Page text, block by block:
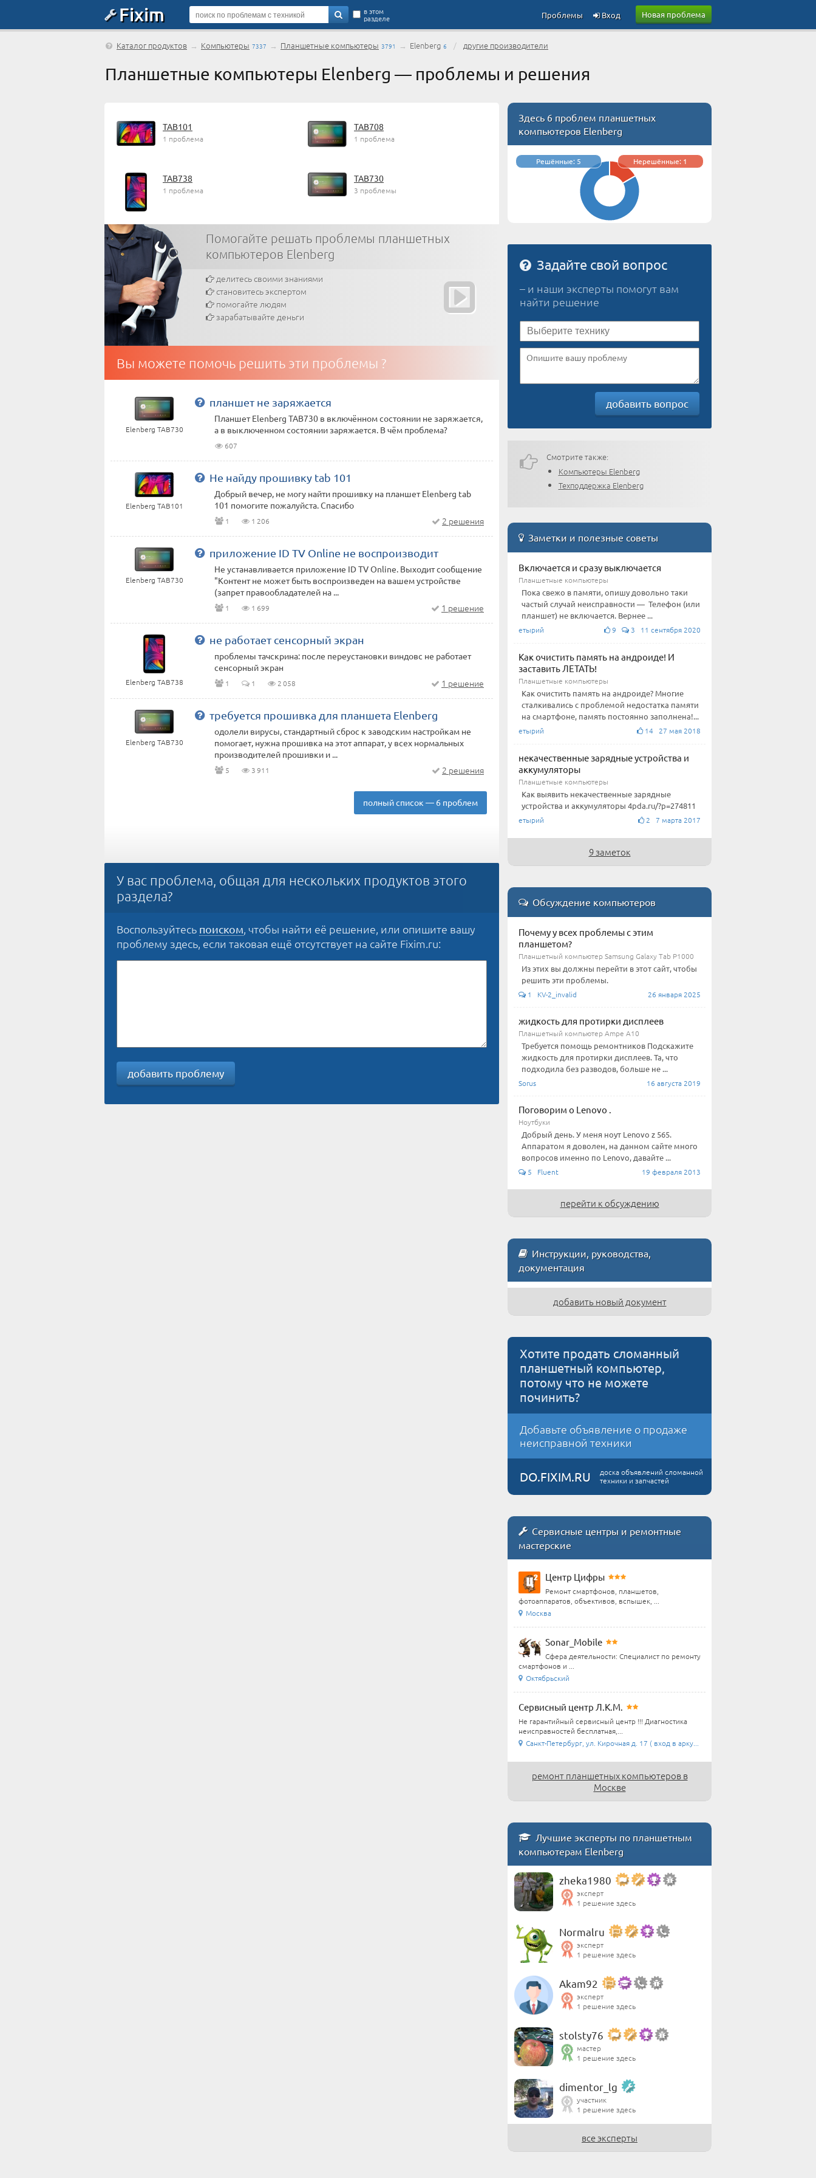
Fixim Новая проблема
в этом
разделе Вход
Проблемы
Каталог продуктов → Компьютеры 7337 → Планшетные компьютеры 3791 → Elenberg 6 / другие производители
Планшетные компьютеры Elenberg — проблемы и решения
TAB101
1 проблема
TAB708
1 проблема
TAB738
1 проблема
TAB730
3 проблемы
Помогайте решать проблемы планшетных
компьютеров Elenberg
делитесь своими знаниями
становитесь экспертом
помогайте людям
зарабатывайте деньги
Вы можете помочь решить эти проблемы ?
Elenberg TAB730
планшет не заряжается
Планшет Elenberg TAB730 в включённом состоянии не заряжается,
а в выключенном состоянии заряжается. В чём проблема?
607
Elenberg TAB101
Не найду прошивку tab 101
Добрый вечер, не могу найти прошивку на планшет Elenberg tab
101 помогите пожалуйста. Спасибо
1 1 206 2 решения
Elenberg TAB730
приложение ID TV Online не воспроизводит
Не устанавливается приложение ID TV Online. Выходит сообщение
"Контент не может быть воспроизведен на вашем устройстве
(запрет правообладателей на ...
1 1 699 1 решение
Elenberg TAB738
не работает сенсорный экран
проблемы тачскрина: после переустановки виндовс не работает
сенсорный экран
1 1 2 058 1 решение
Elenberg TAB730
требуется прошивка для планшета Elenberg
одолели вирусы, стандартный сброс к заводским настройкам не
помогает, нужна прошивка на этот аппарат, у всех нормальных
производителей прошивки и ...
5 3 911 2 решения
полный список — 6 проблем
У вас проблема, общая для нескольких продуктов этого
раздела?
Воспользуйтесь поиском, чтобы найти её решение, или опишите вашу
проблему здесь, если таковая ещё отсутствует на сайте Fixim.ru:
добавить проблему
Здесь 6 проблем планшетных
компьютеров Elenberg
Решённые: 5 Нерешённые: 1
Задайте свой вопрос
– и наши эксперты помогут вам
найти решение
добавить вопрос
Смотрите также:
Компьютеры Elenberg
Техподдержка Elenberg
Заметки и полезные советы
Включается и сразу выключается
Планшетные компьютеры
Пока свежо в памяти, опишу довольно таки
частый случай неисправности — Телефон (или
планшет) не включается. Вернее ...
етырий 9 3 11 сентября 2020
Как очистить память на андроиде! И
заставить ЛЕТАТЬ!
Планшетные компьютеры
Как очистить память на андроиде? Многие
сталкивались с проблемой недостатка памяти
на смартфоне, память постоянно заполнена!...
етырий 14 27 мая 2018
некачественные зарядные устройства и
аккумуляторы
Планшетные компьютеры
Как выявить некачественные зарядные
устройства и аккумуляторы 4pda.ru/?p=274811
етырий 2 7 марта 2017
9 заметок
Обсуждение компьютеров
Почему у всех проблемы с этим
планшетом?
Планшетный компьютер Samsung Galaxy Tab P1000
Из этих вы должны перейти в этот сайт, чтобы
решить эти проблемы.
1 KV-2_invalid 26 января 2025
жидкость для протирки дисплеев
Планшетный компьютер Ampe A10
Требуется помощь ремонтников Подскажите
жидкость для протирки дисплеев. Та, что
подходила без разводов, больше не ...
Sorus 16 августа 2019
Поговорим о Lenovo .
Ноутбуки
Добрый день. У меня ноут Lenovo z 565.
Аппаратом я доволен, на данном сайте много
вопросов именно по Lenovo, давайте ...
5 Fluent 19 февраля 2013
перейти к обсуждению
Инструкции, руководства,
документация
добавить новый документ
Хотите продать сломанный
планшетный компьютер,
потому что не можете
починить?
Добавьте объявление о продаже
неисправной техники
DO.FIXIM.RU
доска объявлений сломанной
техники и запчастей
Сервисные центры и ремонтные
мастерские
Центр Цифры
Ремонт смартфонов, планшетов,
фотоаппаратов, объективов, вспышек, ...
Москва
Sonar_Mobile
Сфера деятельности: Специалист по ремонту
смартфонов и ...
Октябрьский
Сервисный центр Л.К.М.
Не гарантийный сервисный центр !!! Диагностика
неисправностей бесплатная,...
Санкт-Петербург, ул. Кирочная д. 17 ( вход в арку...
ремонт планшетных компьютеров в
Москве
Лучшие эксперты по планшетным
компьютерам Elenberg
zheka1980
эксперт
1 решение здесь
Normalru
эксперт
1 решение здесь
Akam92
эксперт
1 решение здесь
stolsty76
мастер
1 решение здесь
dimentor_lg
участник
1 решение здесь
все эксперты